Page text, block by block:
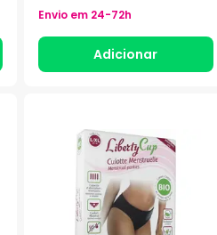
Envio em 24-72h
Adicionar